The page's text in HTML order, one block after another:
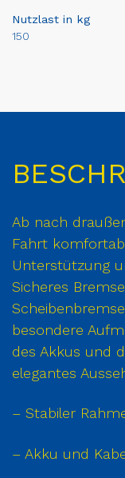
Nutzlast in kg
150
Ab nach
Fahrt
Unterstützung
Sicheres
besondere
des Akkus und
elegantes
– Stabiler
– Akku und